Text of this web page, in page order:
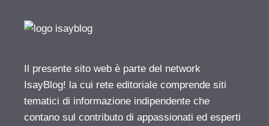
Il presente sito web è parte del network
IsayBlog! la cui rete editoriale comprende siti
tematici di informazione indipendente che
contano sul contributo di appassionati ed esperti